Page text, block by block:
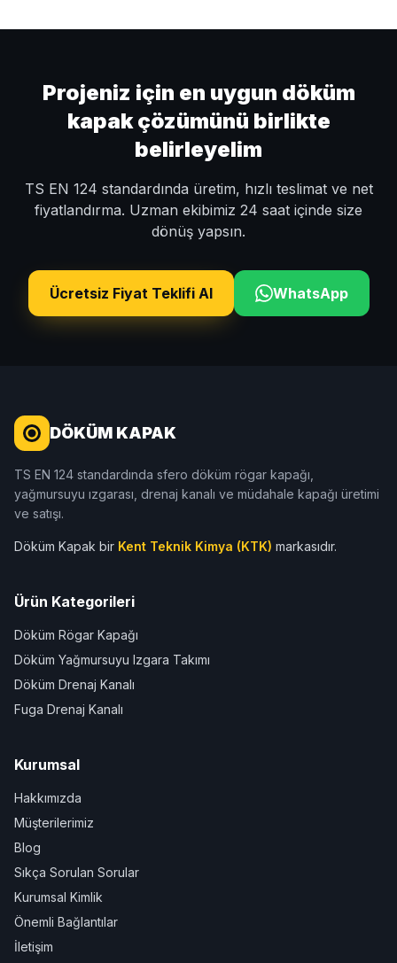
Projeniz için en uygun döküm
kapak çözümünü birlikte
belirleyelim
TS EN 124 standardında üretim, hızlı teslimat ve net
fiyatlandırma. Uzman ekibimiz 24 saat içinde size
dönüş yapsın.
Ücretsiz Fiyat Teklifi Al WhatsApp
DÖKÜM KAPAK
TS EN 124 standardında sfero döküm rögar kapağı,
yağmursuyu ızgarası, drenaj kanalı ve müdahale kapağı üretimi
ve satışı.
Döküm Kapak bir Kent Teknik Kimya (KTK) markasıdır.
Ürün Kategorileri
Döküm Rögar Kapağı
Döküm Yağmursuyu Izgara Takımı
Döküm Drenaj Kanalı
Fuga Drenaj Kanalı
Kurumsal
Hakkımızda
Müşterilerimiz
Blog
Sıkça Sorulan Sorular
Kurumsal Kimlik
Önemli Bağlantılar
İletişim